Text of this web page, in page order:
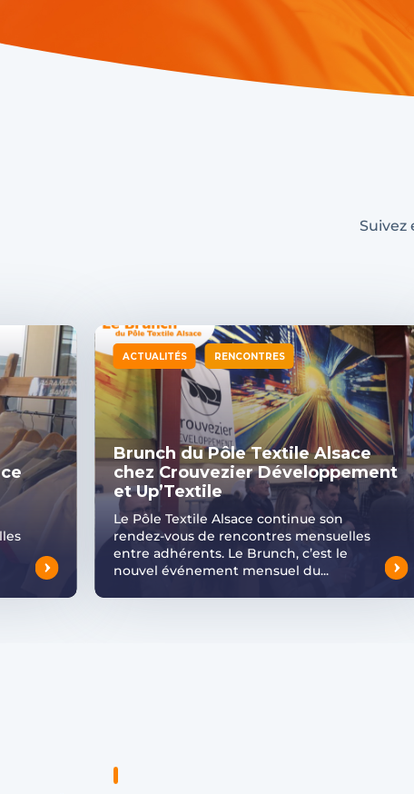
Suivez
ACTUALITÉS RENCONTRES
Brunch du Pôle Textile Alsace
chez Crouvezier Développement
et Up’Textile
Le Pôle Textile Alsace continue son
rendez-vous de rencontres mensuelles
entre adhérents. Le Brunch, c’est le
nouvel événement mensuel du...